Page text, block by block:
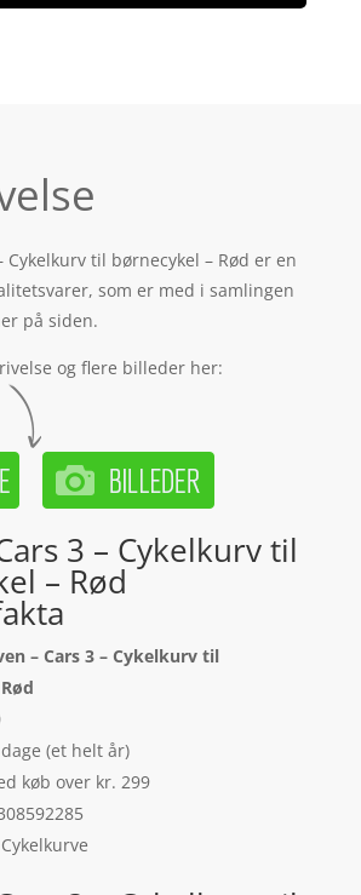
Cykelkurv til børnecykel – Rød er en
som er med i samlingen
på siden.
og flere billeder her:
3 – Cykelkurv til
– Rød
– Cars 3 – Cykelkurv til
(et helt år)
køb over kr. 299